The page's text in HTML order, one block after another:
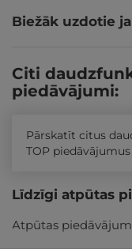
Biežāk uzdotie
Atpūtas
Citi
piedāvājumi:
Pārskatīt citus
TOP piedāvājumus
Līdzīgi atpūtas
- 12%